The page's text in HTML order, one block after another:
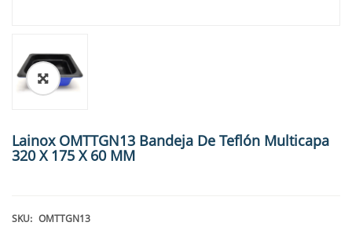
🔍
Lainox OMTTGN13 Bandeja De Teflón Multicapa
320 X 175 X 60 MM
SKU: OMTTGN13